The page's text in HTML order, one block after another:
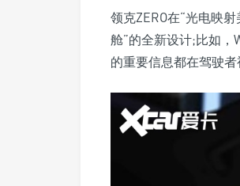
领克ZERO在“光电映
舱”的全新设计;比如，
的重要信息都在驾驶